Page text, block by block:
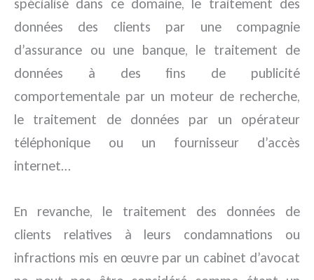
spécialisé dans ce domaine, le traitement des
données des clients par une compagnie
d’assurance ou une banque, le traitement de
données à des fins de publicité
comportementale par un moteur de recherche,
le traitement de données par un opérateur
téléphonique ou un fournisseur d’accès
internet…
En revanche, le traitement des données de
clients relatives à leurs condamnations ou
infractions mis en œuvre par un cabinet d’avocat